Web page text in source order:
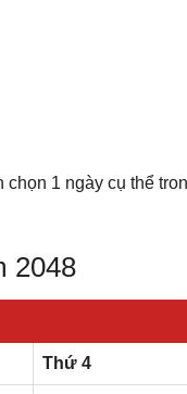
chọn 1 ngày cụ thể
2048
Thứ 4